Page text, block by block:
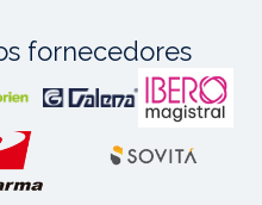
fornecedores